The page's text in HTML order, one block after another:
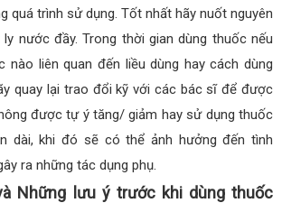
quá trình sử dụng. Tốt nhất hãy nuốt nguyên
nước đầy. Trong thời gian dùng thuốc nếu
nào liên quan đến liều dùng hay cách dùng
quay lại trao đổi kỹ với các bác sĩ để được
được tự ý tăng/ giảm hay sử dụng thuốc
dài, khi đó sẽ có thể ảnh hưởng đến tình
ra những tác dụng phụ.
Những lưu ý trước khi dùng thuốc